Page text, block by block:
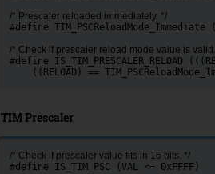
/* Prescaler reloaded immediately. */
#define TIM_PSCReloadMode_Immediate
/* Check if prescaler reload mode value is
#define IS_TIM_PRESCALER_RELOAD
((RELOAD) ==
TIM Prescaler
/* Check if prescaler value fits in 16 bits. */
#define IS_TIM_PSC (VAL <= 0xFFFF)